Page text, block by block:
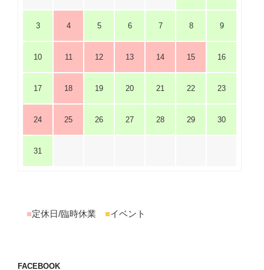
3 4 5 6 7 8 9
10 11 12 13 14 15 16
17 18 19 20 21 22 23
24 25 26 27 28 29 30
31
■定休日/臨時休業 ■イベント
FACEBOOK